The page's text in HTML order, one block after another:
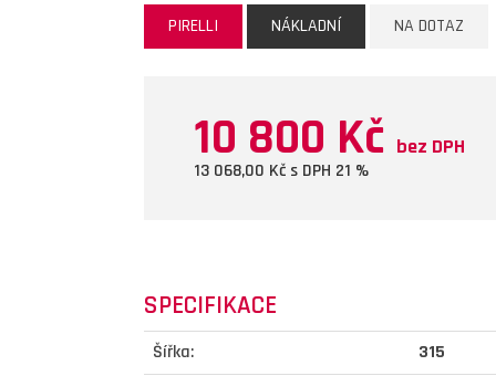
PIRELLI NÁKLADNÍ NA DOTAZ
10 800 Kč bez DPH
13 068,00 Kč s DPH 21 %
SPECIFIKACE
Šířka:
315